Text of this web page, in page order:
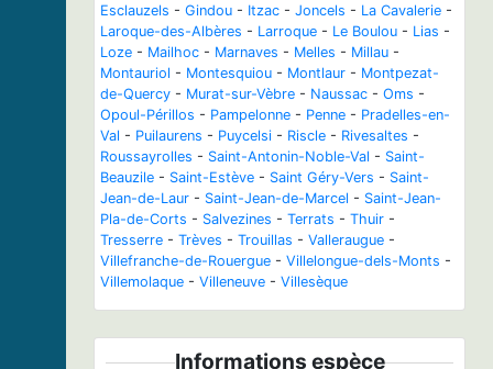
Esclauzels - Gindou - Itzac - Joncels - La Cavalerie -
Laroque-des-Albères - Larroque - Le Boulou - Lias -
Loze - Mailhoc - Marnaves - Melles - Millau -
Montauriol - Montesquiou - Montlaur - Montpezat-
de-Quercy - Murat-sur-Vèbre - Naussac - Oms -
Opoul-Périllos - Pampelonne - Penne - Pradelles-en-
Val - Puilaurens - Puycelsi - Riscle - Rivesaltes -
Roussayrolles - Saint-Antonin-Noble-Val - Saint-
Beauzile - Saint-Estève - Saint Géry-Vers - Saint-
Jean-de-Laur - Saint-Jean-de-Marcel - Saint-Jean-
Pla-de-Corts - Salvezines - Terrats - Thuir -
Tresserre - Trèves - Trouillas - Valleraugue -
Villefranche-de-Rouergue - Villelongue-dels-Monts -
Villemolaque - Villeneuve - Villesèque
Informations espèce